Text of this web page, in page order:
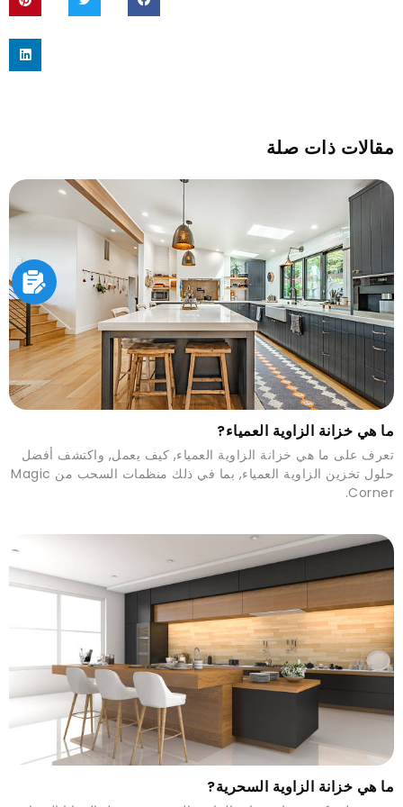
مقالات ذات صلة
ما هي خزانة الزاوية العمياء?
تعرف على ما هي خزانة الزاوية العمياء, كيف يعمل, واكتشف أفضل
حلول تخزين الزاوية العمياء, بما في ذلك منظمات السحب من Magic
Corner.
ما هي خزانة الزاوية السحرية?